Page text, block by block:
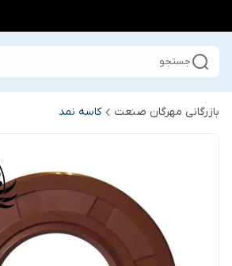
جستجو
بازرگانی مهرگان صنعت کاسه نمد